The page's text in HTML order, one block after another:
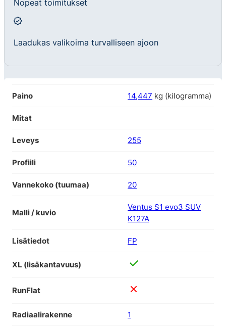
Nopeat toimitukset
Laadukas valikoima turvalliseen ajoon
Paino 14,447 kg (kilogramma)
Mitat
Leveys 255
Profiili 50
Vannekoko (tuumaa) 20
Malli / kuvio
Ventus S1 evo3 SUV
K127A
Lisätiedot FP
XL (lisäkantavuus)
RunFlat
Radiaalirakenne 1